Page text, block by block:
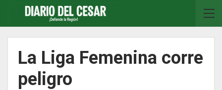
La Liga Femenina corre
peligro